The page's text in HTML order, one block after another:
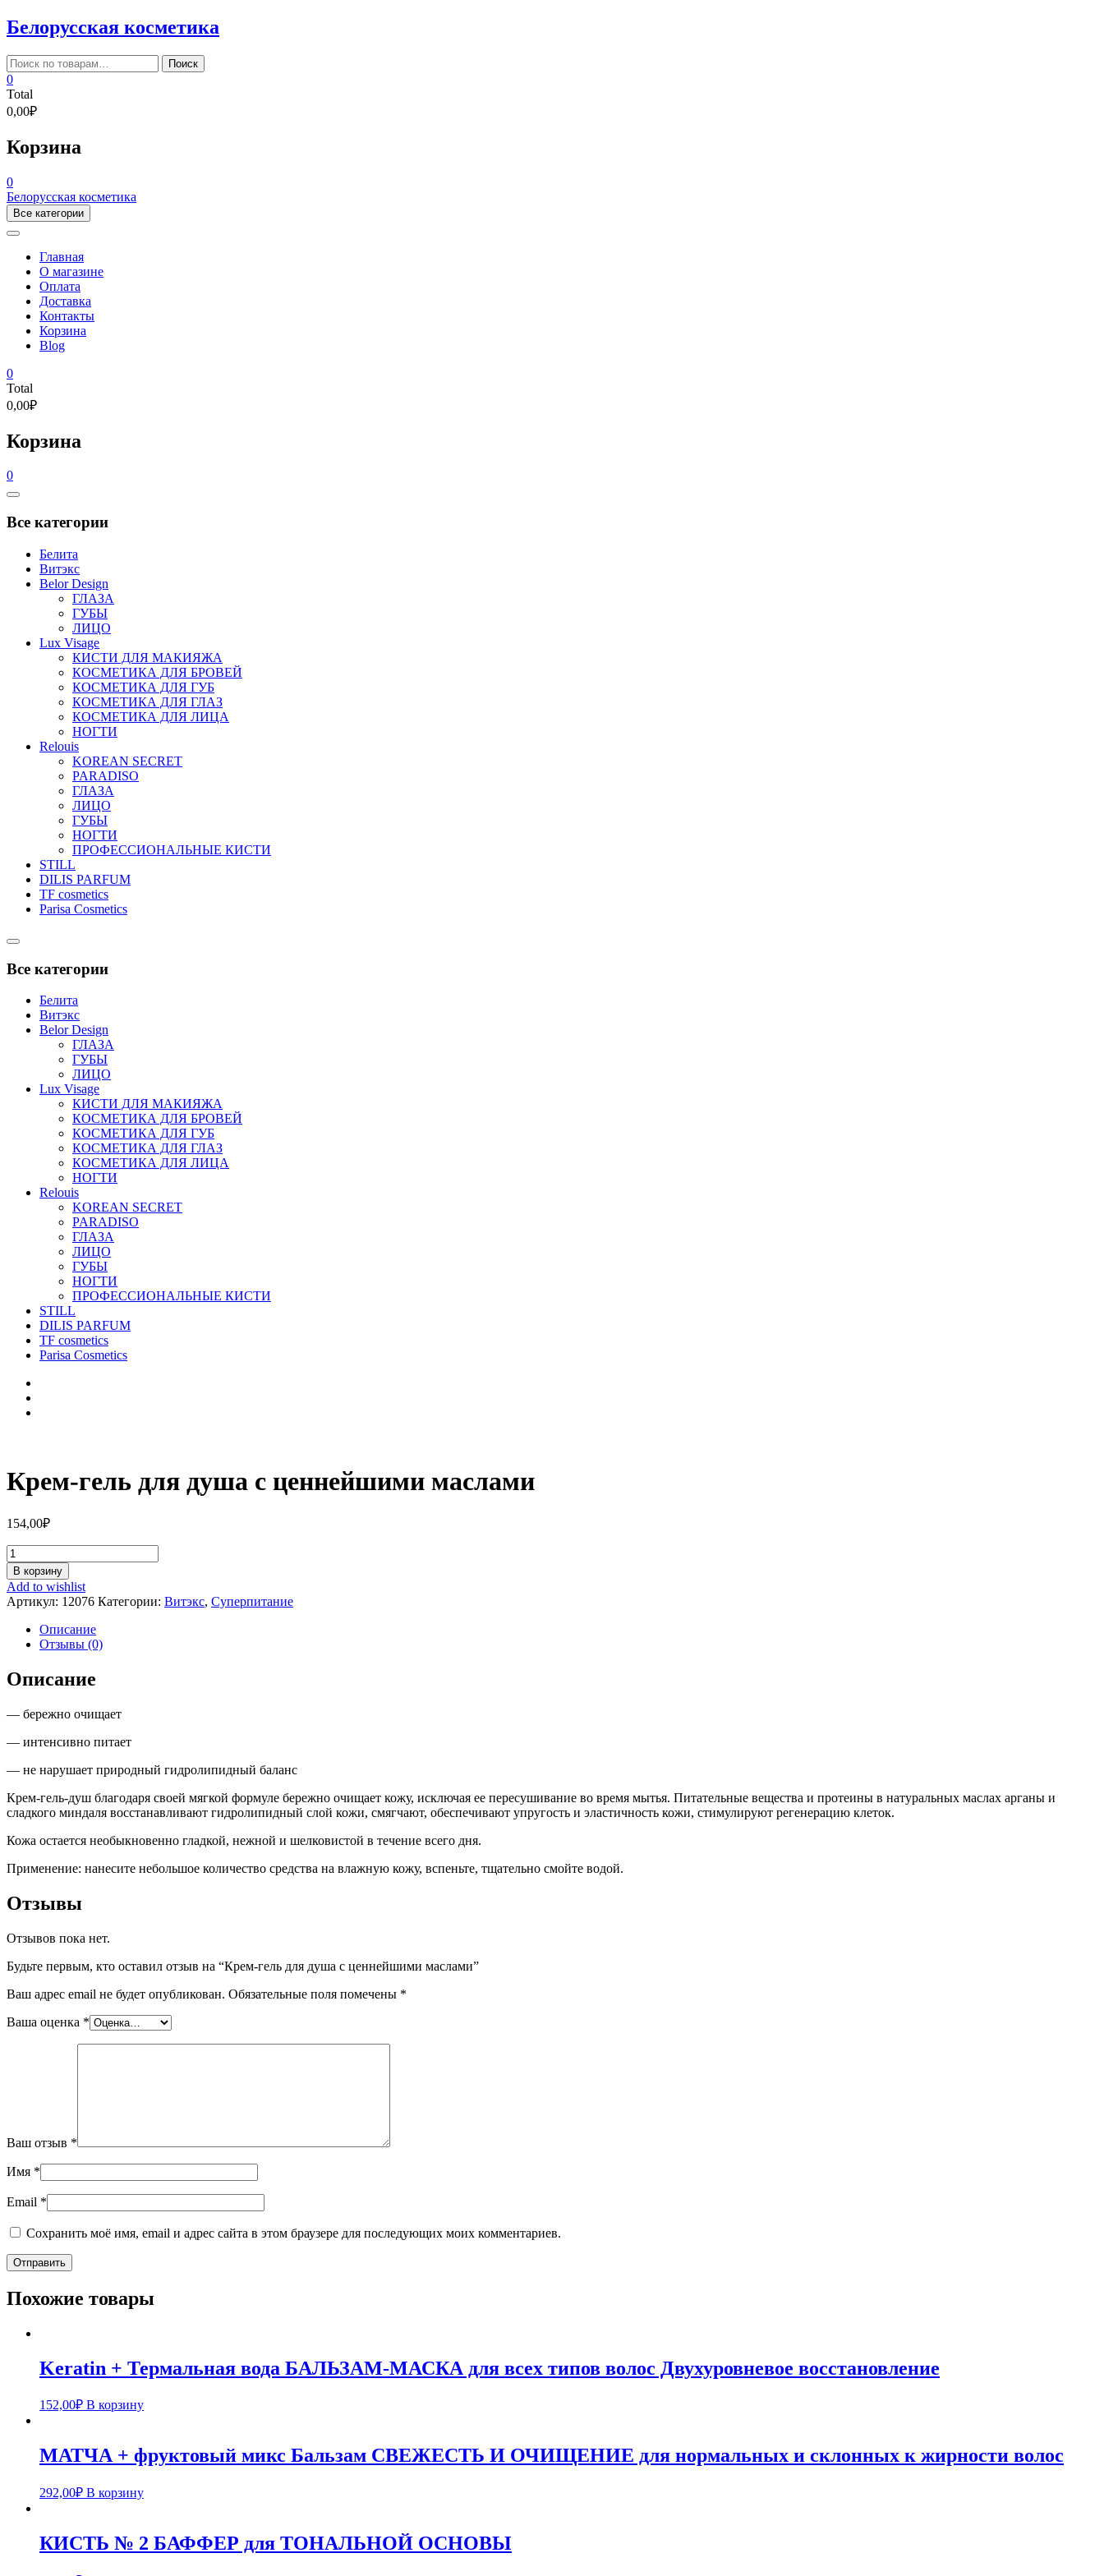
Skip
to
content
Белорусская косметика
Искать: Поиск
0
Total
0,00₽
Корзина
0
Белорусская косметика
Все категории
Главная
О магазине
Оплата
Доставка
Контакты
Корзина
Blog
0
Total
0,00₽
Корзина
0
Catalog
Все категории
Белита
Витэкс
Belor Design
ГЛАЗА
ГУБЫ
ЛИЦО
Lux Visage
КИСТИ ДЛЯ МАКИЯЖА
КОСМЕТИКА ДЛЯ БРОВЕЙ
КОСМЕТИКА ДЛЯ ГУБ
КОСМЕТИКА ДЛЯ ГЛАЗ
КОСМЕТИКА ДЛЯ ЛИЦА
НОГТИ
Relouis
KOREAN SECRET
PARADISO
ГЛАЗА
ЛИЦО
ГУБЫ
НОГТИ
ПРОФЕССИОНАЛЬНЫЕ КИСТИ
STILL
DILIS PARFUM
TF cosmetics
Parisa Cosmetics
Catalog
Все категории
Белита
Витэкс
Belor Design
ГЛАЗА
ГУБЫ
ЛИЦО
Lux Visage
КИСТИ ДЛЯ МАКИЯЖА
КОСМЕТИКА ДЛЯ БРОВЕЙ
КОСМЕТИКА ДЛЯ ГУБ
КОСМЕТИКА ДЛЯ ГЛАЗ
КОСМЕТИКА ДЛЯ ЛИЦА
НОГТИ
Relouis
KOREAN SECRET
PARADISO
ГЛАЗА
ЛИЦО
ГУБЫ
НОГТИ
ПРОФЕССИОНАЛЬНЫЕ КИСТИ
STILL
DILIS PARFUM
TF cosmetics
Parisa Cosmetics
Крем-гель для душа с ценнейшими маслами
154,00₽
Количество
Крем-
гель
для
душа
ценнейшими
маслами
В корзину
Add to wishlist
Артикул: 12076 Категории: Витэкс, Суперпитание
Описание
Отзывы (0)
Описание
— бережно очищает
— интенсивно питает
— не нарушает природный гидролипидный баланс
Крем-гель-душ благодаря своей мягкой формуле бережно очищает кожу, исключая ее пересушивание во время мытья. Питательные вещества и протеины в натуральных маслах арганы и
сладкого миндаля восстанавливают гидролипидный слой кожи, смягчают, обеспечивают упругость и эластичность кожи, стимулируют регенерацию клеток.
Кожа остается необыкновенно гладкой, нежной и шелковистой в течение всего дня.
Применение: нанесите небольшое количество средства на влажную кожу, вспеньте, тщательно смойте водой.
Отзывы
Отзывов пока нет.
Будьте первым, кто оставил отзыв на “Крем-гель для душа с ценнейшими маслами”
Ваш адрес email не будет опубликован. Обязательные поля помечены *
Ваша оценка *
Ваш отзыв *
Имя *
Email *
Сохранить моё имя, email и адрес сайта в этом браузере для последующих моих комментариев.
Похожие товары
Keratin + Термальная вода БАЛЬЗАМ-МАСКА для всех типов волос Двухуровневое восстановление
152,00₽ В корзину
МАТЧА + фруктовый микс Бальзам СВЕЖЕСТЬ И ОЧИЩЕНИЕ для нормальных и склонных к жирности волос
292,00₽ В корзину
КИСТЬ № 2 БАФФЕР для ТОНАЛЬНОЙ ОСНОВЫ